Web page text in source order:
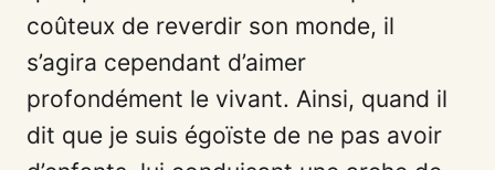
coûteux de reverdir son monde, il
s’agira cependant d’aimer
profondément le vivant. Ainsi, quand il
dit que je suis égoïste de ne pas avoir